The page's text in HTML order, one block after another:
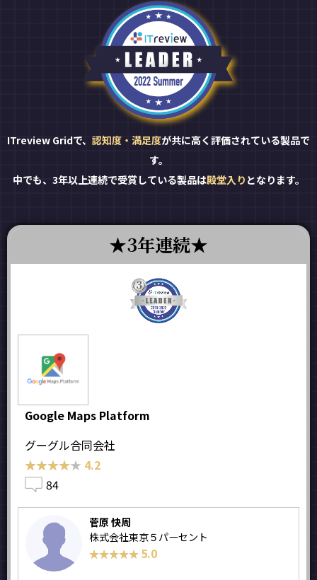
ITreview Gridで、 認知度・満足度が共に高く評価されている製品で
す。
中でも、3年以上連続で受賞している製品は殿堂入り となります。
3年連続
Google Maps Platform
グーグル合同会社
★★★★★
★★★★★ 4.2
84
菅原 快周
株式会社東京５パーセント
★★★★★
★★★★★ 5.0